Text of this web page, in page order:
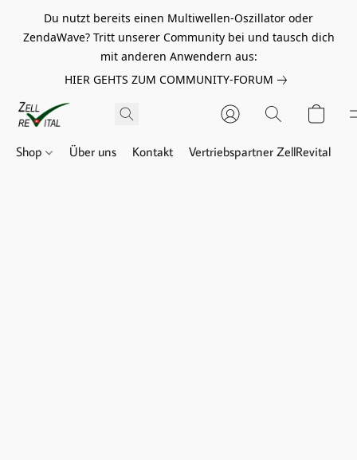
Du nutzt bereits einen Multiwellen-Oszillator oder
ZendaWave? Tritt unserer Community bei und tausch dich
mit anderen Anwendern aus:
HIER GEHTS ZUM COMMUNITY-FORUM
Shop Über uns Kontakt Vertriebspartner ZellRevital